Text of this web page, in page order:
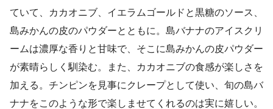
ていて、カカオニブ、イエラムゴールドと黒糖のソース、
島みかんの皮のパウダーとともに。島バナナのアイスクリ
ームは濃厚な香りと甘味で、そこに島みかんの皮パウダー
が素晴らしく馴染む。また、カカオニブの食感が楽しさを
加える。チンピンを見事にクレープとして使い、旬の島バ
ナナをこのような形で楽しませてくれるのは実に嬉しい。